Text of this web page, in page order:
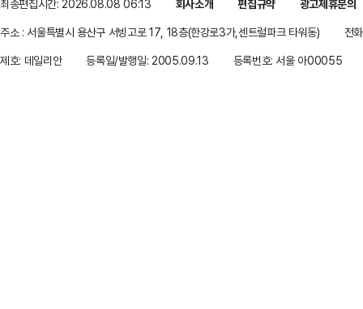
최종편집시간: 2026.08.08 06:13 회사소개 편집규약
광고제휴문의
주소 : 서울특별시 용산구 서빙고로 17, 18층(한강로3가,센트럴파크 타워동)
전
제호: 데일리안
등록일/발행일: 2005.09.13 등록번호: 서울 아00055